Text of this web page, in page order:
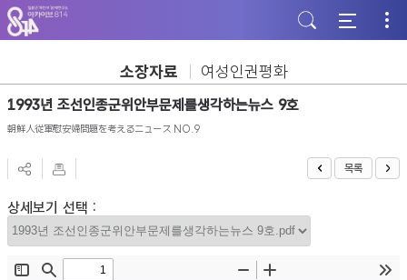
주
메
뉴
가
기
본
문
바
기
하
단
바
기
소장자료 여성인권평화
1993년 조선인종군위안부문제를생각하는뉴스 9호
朝鮮人従軍慰安婦問題を考えるニュース NO.9
목록
상세보기 선택 :